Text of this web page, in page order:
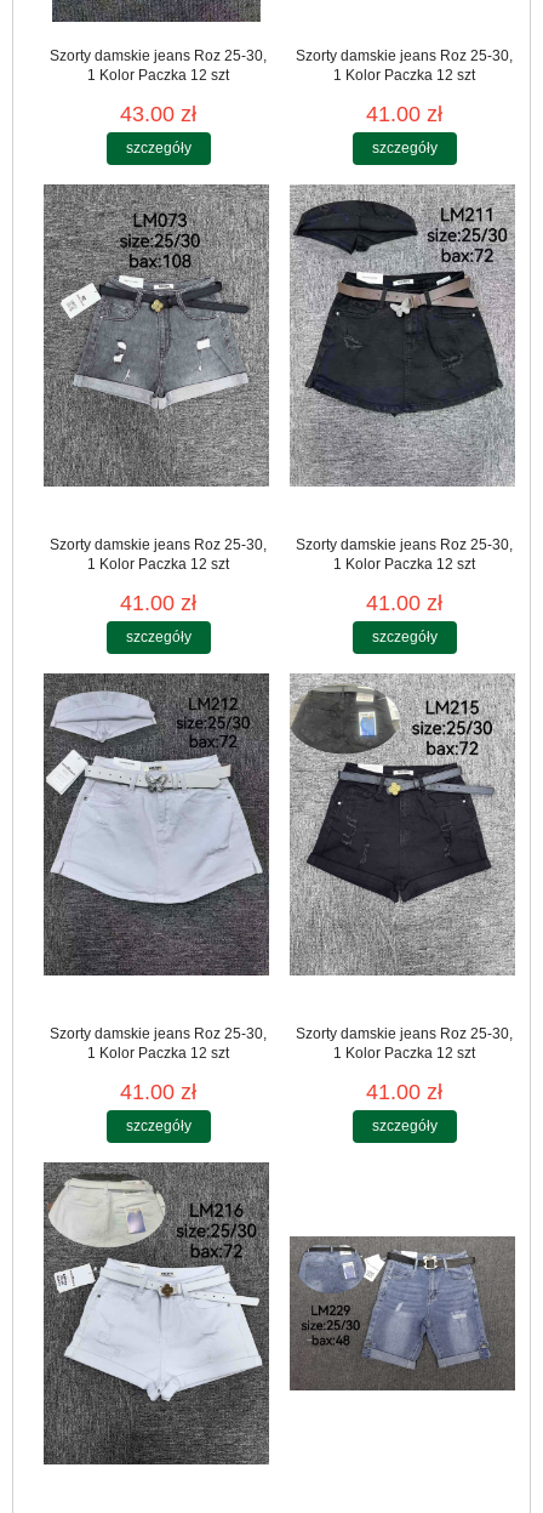
Szorty damskie jeans Roz 25-30,
1 Kolor Paczka 12 szt
43.00 zł
szczegóły
Szorty damskie jeans Roz 25-30,
1 Kolor Paczka 12 szt
41.00 zł
szczegóły
Szorty damskie jeans Roz 25-30,
1 Kolor Paczka 12 szt
41.00 zł
szczegóły
Szorty damskie jeans Roz 25-30,
1 Kolor Paczka 12 szt
41.00 zł
szczegóły
Szorty damskie jeans Roz 25-30,
1 Kolor Paczka 12 szt
41.00 zł
szczegóły
Szorty damskie jeans Roz 25-30,
1 Kolor Paczka 12 szt
41.00 zł
szczegóły